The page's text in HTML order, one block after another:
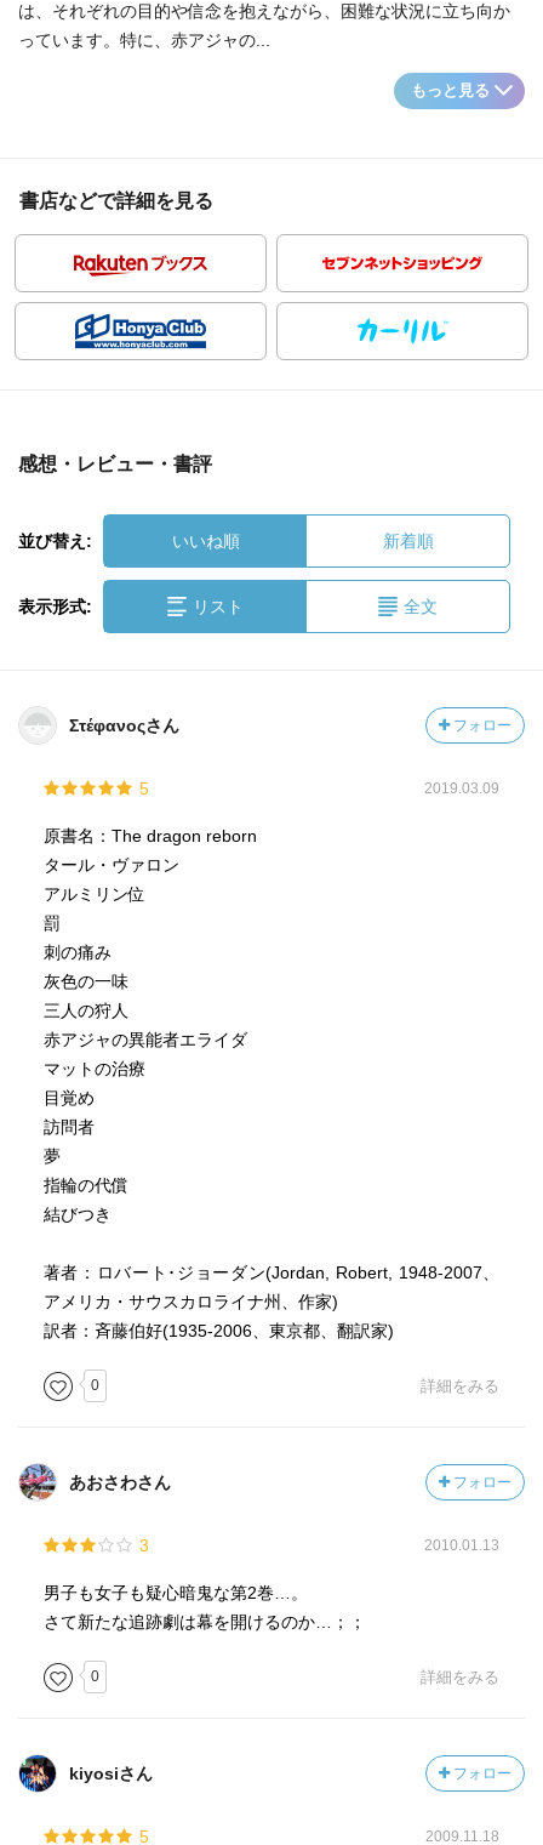
は、それぞれの目的や信念を抱えながら、困難な状況に立ち向か
っています。特に、赤アジャの...
もっと見る
書店などで詳細を見る
感想・レビュー・書評
並び替え: いいね順 新着順
表示形式: リスト 全文
Στέφανοςさん フォロー
5 2019.03.09
原書名：The dragon reborn
タール・ヴァロン
アルミリン位
罰
刺の痛み
灰色の一味
三人の狩人
赤アジャの異能者エライダ
マットの治療
目覚め
訪問者
夢
指輪の代償
結びつき
著者：ロバート･ジョーダン(Jordan, Robert, 1948-2007、
アメリカ・サウスカロライナ州、作家)
訳者：斉藤伯好(1935-2006、東京都、翻訳家)
0 詳細をみる
あおさわさん フォロー
3 2010.01.13
男子も女子も疑心暗鬼な第2巻…。
さて新たな追跡劇は幕を開けるのか…；；
0 詳細をみる
kiyosiさん フォロー
5 2009.11.18